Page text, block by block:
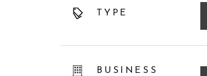
TYPE
BUSINESS